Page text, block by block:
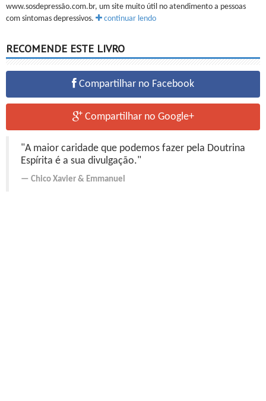
www.sosdepressão.com.br, um site muito útil no atendimento a pessoas
com sintomas depressivos.
continuar lendo
RECOMENDE ESTE LIVRO
Compartilhar no Facebook
Compartilhar no Google+
"A maior caridade que podemos fazer pela Doutrina
Espírita é a sua divulgação."
Chico Xavier & Emmanuel